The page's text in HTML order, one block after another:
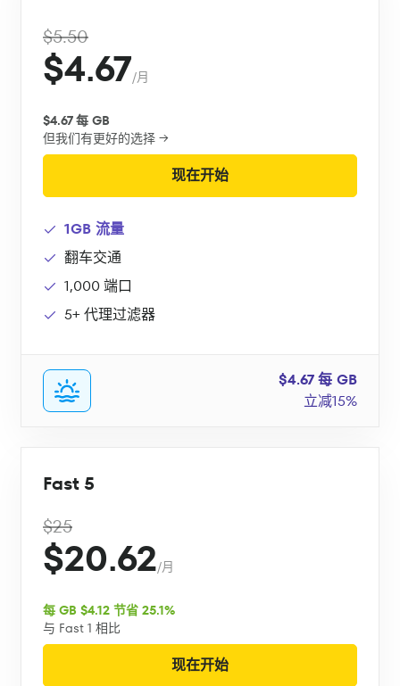
$5.50
$4.67/月
$4.67 每 GB
但我们有更好的选择 →
现在开始
1GB 流量
翻车交通
1,000 端口
5+ 代理过滤器
$4.67 每 GB
立减15%
Fast 5
$25
$20.62/月
每 GB $4.12 节省 25.1%
与 Fast 1 相比
现在开始